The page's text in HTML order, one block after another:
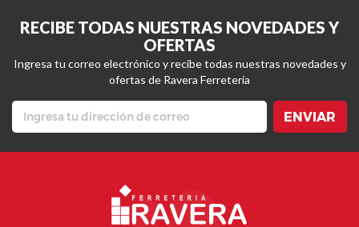
RECIBE TODAS NUESTRAS NOVEDADES Y
OFERTAS
Ingresa tu correo electrónico y recibe todas nuestras novedades y
ofertas de Ravera Ferretería
ENVIAR